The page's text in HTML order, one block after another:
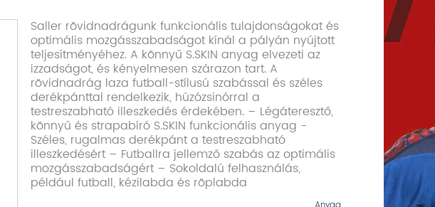
Saller rövidnadrágunk funkcionális tulajdonságokat és
optimális mozgásszabadságot kínál a pályán nyújtott
teljesítményéhez. A könnyű S.SKIN anyag elvezeti az
izzadságot, és kényelmesen szárazon tart. A
rövidnadrág laza futball-stílusú szabással és széles
derékpánttal rendelkezik, húzózsinórral a
testreszabható illeszkedés érdekében. – Légáteresztő,
könnyű és strapabíró S.SKIN funkcionális anyag -
Széles, rugalmas derékpánt a testreszabható
illeszkedésért – Futballra jellemző szabás az optimális
mozgásszabadságért – Sokoldalú felhasználás,
például futball, kézilabda és röplabda